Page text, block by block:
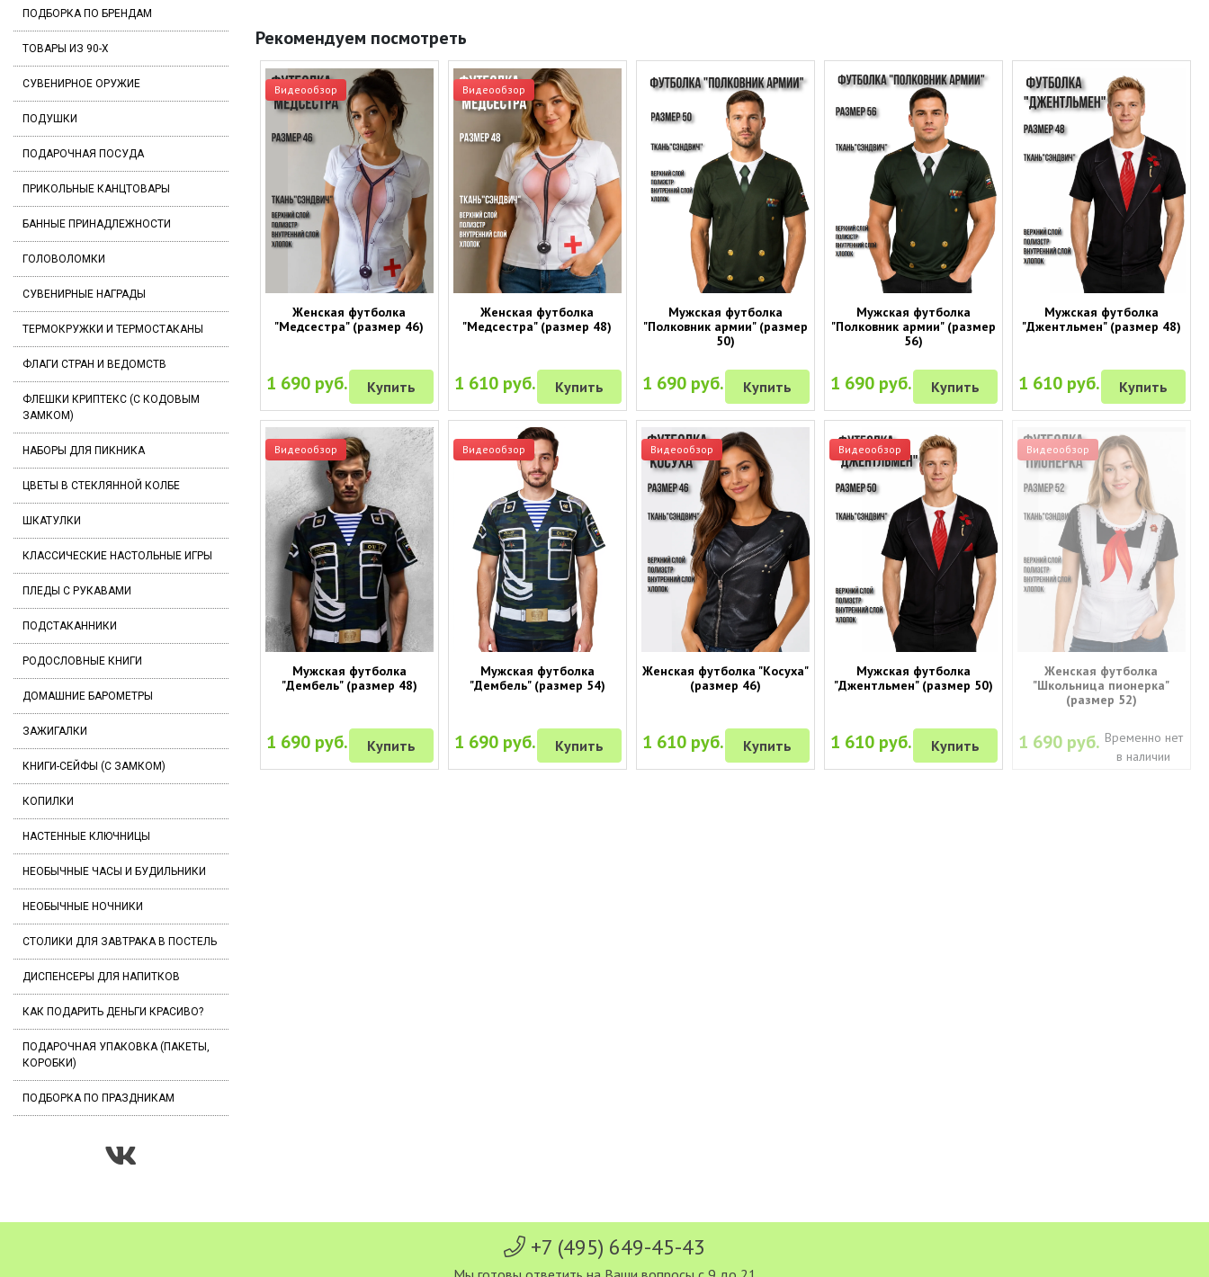
ПОДБОРКА ПО БРЕНДАМ
ТОВАРЫ ИЗ 90-Х
СУВЕНИРНОЕ ОРУЖИЕ
ПОДУШКИ
ПОДАРОЧНАЯ ПОСУДА
ПРИКОЛЬНЫЕ КАНЦТОВАРЫ
БАННЫЕ ПРИНАДЛЕЖНОСТИ
ГОЛОВОЛОМКИ
СУВЕНИРНЫЕ НАГРАДЫ
ТЕРМОКРУЖКИ И ТЕРМОСТАКАНЫ
ФЛАГИ СТРАН И ВЕДОМСТВ
ФЛЕШКИ КРИПТЕКС (С КОДОВЫМ
ЗАМКОМ)
НАБОРЫ ДЛЯ ПИКНИКА
ЦВЕТЫ В СТЕКЛЯННОЙ КОЛБЕ
ШКАТУЛКИ
КЛАССИЧЕСКИЕ НАСТОЛЬНЫЕ ИГРЫ
ПЛЕДЫ С РУКАВАМИ
ПОДСТАКАННИКИ
РОДОСЛОВНЫЕ КНИГИ
ДОМАШНИЕ БАРОМЕТРЫ
ЗАЖИГАЛКИ
КНИГИ-СЕЙФЫ (С ЗАМКОМ)
КОПИЛКИ
НАСТЕННЫЕ КЛЮЧНИЦЫ
НЕОБЫЧНЫЕ ЧАСЫ И БУДИЛЬНИКИ
НЕОБЫЧНЫЕ НОЧНИКИ
СТОЛИКИ ДЛЯ ЗАВТРАКА В ПОСТЕЛЬ
ДИСПЕНСЕРЫ ДЛЯ НАПИТКОВ
КАК ПОДАРИТЬ ДЕНЬГИ КРАСИВО?
ПОДАРОЧНАЯ УПАКОВКА (ПАКЕТЫ,
КОРОБКИ)
ПОДБОРКА ПО ПРАЗДНИКАМ
Рекомендуем посмотреть
Видеообзор
Женская футболка
"Медсестра" (размер 46)
1 690 руб. Купить
Видеообзор
Женская футболка
"Медсестра" (размер 48)
1 610 руб. Купить
Мужская футболка
"Полковник армии" (размер
50)
1 690 руб. Купить
Мужская футболка
"Полковник армии" (размер
56)
1 690 руб. Купить
Мужская футболка
"Джентльмен" (размер 48)
1 610 руб. Купить
Видеообзор
Мужская футболка
"Дембель" (размер 48)
1 690 руб. Купить
Видеообзор
Мужская футболка
"Дембель" (размер 54)
1 690 руб. Купить
Видеообзор
Женская футболка "Косуха"
(размер 46)
1 610 руб. Купить
Видеообзор
Мужская футболка
"Джентльмен" (размер 50)
1 610 руб. Купить
Видеообзор
Женская футболка
"Школьница пионерка"
(размер 52)
1 690 руб. Временно нет
в наличии
+7 (495) 649-45-43